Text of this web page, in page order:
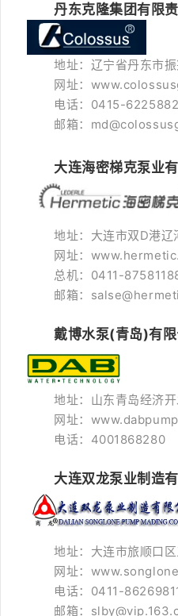
丹东克隆集团有限
地址：辽宁省丹东市
网址：
电话：0415-6225882
邮箱：
大连海密梯克泵业
地址：大连市双D港辽
网址：
总机：0411-
邮箱：
戴博水泵(青岛)有限
地址：山东青岛经济
网址：
电话：4001868280
大连双龙泵业制造
地址：大连市旅顺口
网址：
电话：0411-
邮箱：